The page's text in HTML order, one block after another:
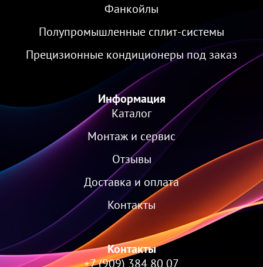
Фанкойлы
Полупромышленные сплит-системы
Прецизионные кондиционеры под заказ
Информация
Каталог
Монтаж и сервис
Отзывы
Доставка и оплата
Контакты
Контакты
+7 (909) 384 80 07